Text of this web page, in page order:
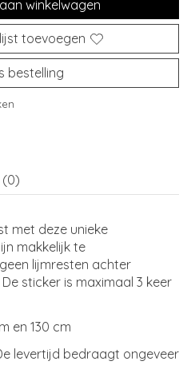
winkelwagen
toevoegen
bestelling
(0)
met deze unieke
makkelijk te
lijmresten achter
sticker is maximaal 3 keer
en 130 cm
levertijd bedraagt ongeveer